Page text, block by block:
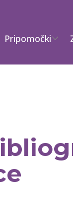
Pripomočki